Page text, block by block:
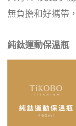
無負擔和好攜帶
純鈦運動保溫瓶